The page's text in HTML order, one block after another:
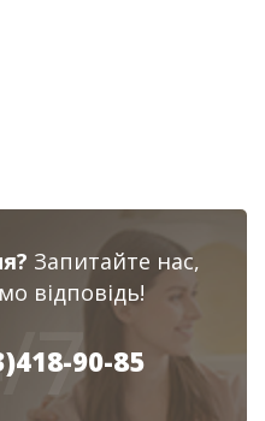
Запитайте нас,
відповідь!
90-85
7